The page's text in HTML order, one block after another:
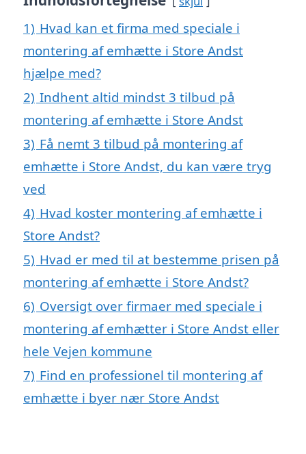
1) Hvad kan et firma med speciale i
montering af emhætte i Store Andst
hjælpe med?
2) Indhent altid mindst 3 tilbud på
montering af emhætte i Store Andst
3) Få nemt 3 tilbud på montering af
emhætte i Store Andst, du kan være tryg
ved
4) Hvad koster montering af emhætte i
Store Andst?
5) Hvad er med til at bestemme prisen på
montering af emhætte i Store Andst?
6) Oversigt over firmaer med speciale i
montering af emhætter i Store Andst eller
hele Vejen kommune
7) Find en professionel til montering af
emhætte i byer nær Store Andst